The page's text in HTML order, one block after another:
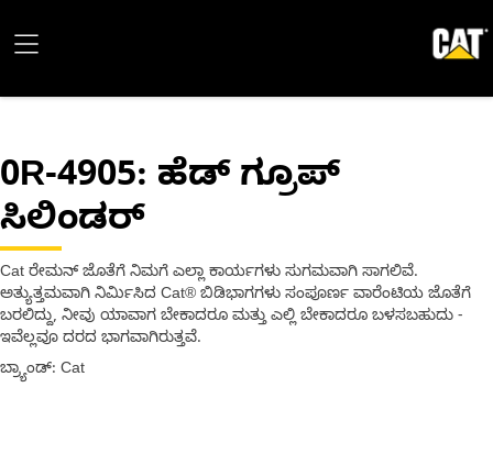
0R-4905: ಹೆಡ್ ಗ್ರೂಪ್
ಸಿಲಿಂಡರ್
Cat ರೇಮನ್ ಜೊತೆಗೆ ನಿಮಗೆ ಎಲ್ಲಾ ಕಾರ್ಯಗಳು ಸುಗಮವಾಗಿ ಸಾಗಲಿವೆ.
ಅತ್ಯುತ್ತಮವಾಗಿ ನಿರ್ಮಿಸಿದ Cat® ಬಿಡಿಭಾಗಗಳು ಸಂಪೂರ್ಣ ವಾರೆಂಟಿಯ ಜೊತೆಗೆ
ಬರಲಿದ್ದು, ನೀವು ಯಾವಾಗ ಬೇಕಾದರೂ ಮತ್ತು ಎಲ್ಲಿ ಬೇಕಾದರೂ ಬಳಸಬಹುದು -
ಇವೆಲ್ಲವೂ ದರದ ಭಾಗವಾಗಿರುತ್ತವೆ.
ಬ್ರ್ಯಾಂಡ್: Cat